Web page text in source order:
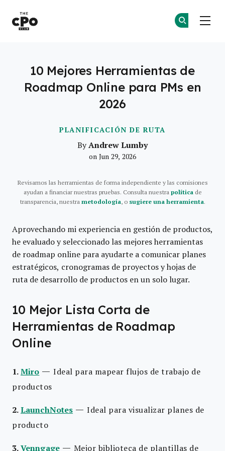
PLANIFICACIÓN DE RUTA
10 Mejores Herramientas de
Roadmap Online para PMs en
2026
ByAndrew Lumby
on Jun 29, 2026
Revisamos las herramientas de forma independiente y las comisiones
ayudan a financiar nuestras pruebas. Consulta nuestra política de
transparencia, nuestra metodología, o sugiere una herramienta.
Aprovechando mi experiencia en gestión de productos,
he evaluado y seleccionado las mejores herramientas
de roadmap online para ayudarte a comunicar planes
estratégicos, cronogramas de proyectos y hojas de
ruta de desarrollo de productos en un solo lugar.
10 Mejor Lista Corta de
Herramientas de Roadmap
Online
1.Miro —Ideal para mapear flujos de trabajo de
productos
2.LaunchNotes —Ideal para visualizar planes de
producto
3.Venngage — Mejor biblioteca de plantillas de